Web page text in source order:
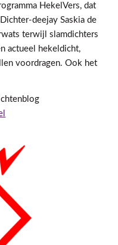
HekelVers, dat
deejay Saskia de
terwijl slamdichters
actueel hekeldicht,
voordragen. Ook het